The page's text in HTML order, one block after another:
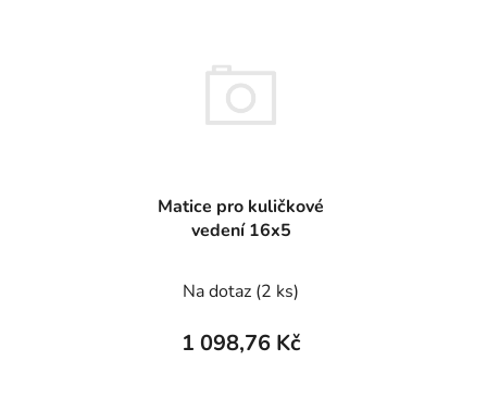
Matice pro kuličkové
vedení 16x5
Na dotaz (2 ks)
1 098,76 Kč